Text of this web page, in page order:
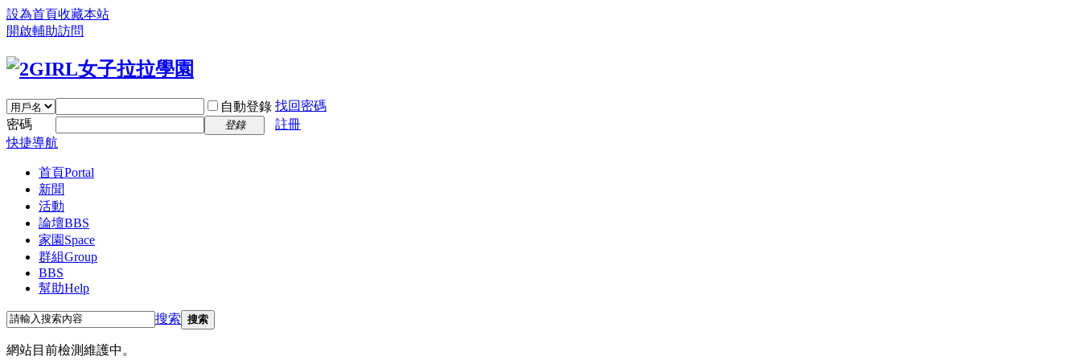
設為首頁收藏本站
開啟輔助訪問
自動登錄 找回密碼
密碼
登錄
註冊
快捷導航
首頁Portal
新聞
活動
論壇BBS
家園 Space
群組Group
BBS
幫助Help
搜索 搜索
網站目前檢測維護中。